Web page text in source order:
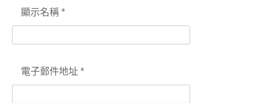
顯示名稱 *
電子郵件地址 *